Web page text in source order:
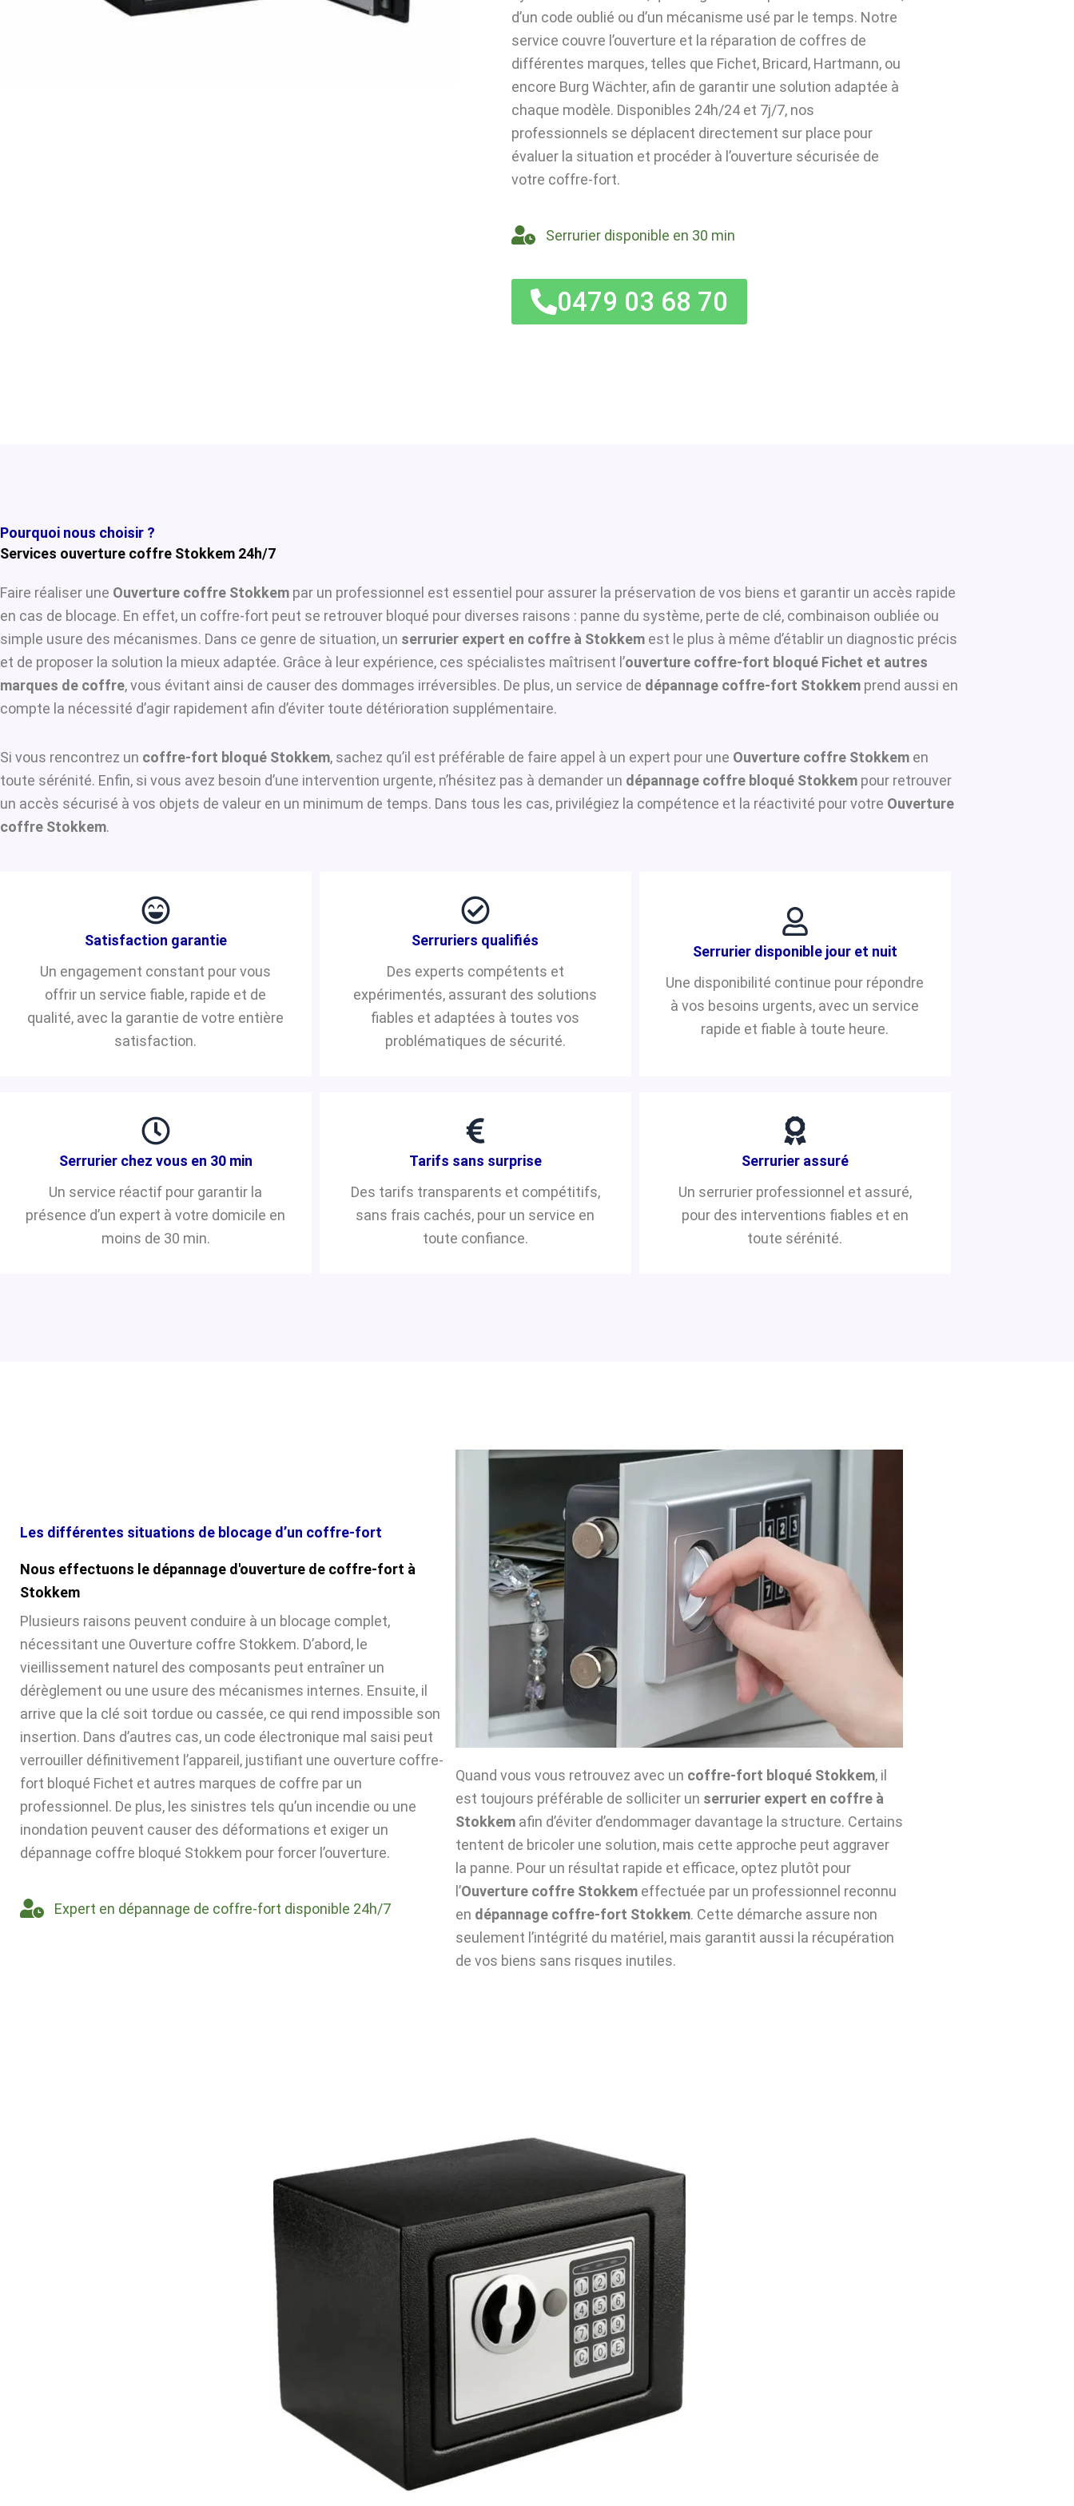
d’un code oublié ou d’un mécanisme usé par le temps. Notre
service couvre l’ouverture et la réparation de coffres de
différentes marques, telles que Fichet, Bricard, Hartmann, ou
encore Burg Wächter, afin de garantir une solution adaptée à
chaque modèle. Disponibles 24h/24 et 7j/7, nos
professionnels se déplacent directement sur place pour
évaluer la situation et procéder à l’ouverture sécurisée de
votre coffre-fort.
Serrurier disponible en 30 min
0479 03 68 70
Pourquoi nous choisir ?
Services ouverture coffre Stokkem 24h/7
Faire réaliser une Ouverture coffre Stokkem par un professionnel est essentiel pour assurer la préservation de vos biens et garantir un accès rapide
en cas de blocage. En effet, un coffre-fort peut se retrouver bloqué pour diverses raisons : panne du système, perte de clé, combinaison oubliée ou
simple usure des mécanismes. Dans ce genre de situation, un serrurier expert en coffre à Stokkem est le plus à même d’établir un diagnostic précis
et de proposer la solution la mieux adaptée. Grâce à leur expérience, ces spécialistes maîtrisent l’ouverture coffre-fort bloqué Fichet et autres
marques de coffre, vous évitant ainsi de causer des dommages irréversibles. De plus, un service de dépannage coffre-fort Stokkem prend aussi en
compte la nécessité d’agir rapidement afin d’éviter toute détérioration supplémentaire.
Si vous rencontrez un coffre-fort bloqué Stokkem, sachez qu’il est préférable de faire appel à un expert pour une Ouverture coffre Stokkem en
toute sérénité. Enfin, si vous avez besoin d’une intervention urgente, n’hésitez pas à demander un dépannage coffre bloqué Stokkem pour retrouver
un accès sécurisé à vos objets de valeur en un minimum de temps. Dans tous les cas, privilégiez la compétence et la réactivité pour votre Ouverture
coffre Stokkem.
Satisfaction garantie
Un engagement constant pour vous
offrir un service fiable, rapide et de
qualité, avec la garantie de votre entière
satisfaction.
Serruriers qualifiés
Des experts compétents et
expérimentés, assurant des solutions
fiables et adaptées à toutes vos
problématiques de sécurité.
Serrurier disponible jour et nuit
Une disponibilité continue pour répondre
à vos besoins urgents, avec un service
rapide et fiable à toute heure.
Serrurier chez vous en 30 min
Un service réactif pour garantir la
présence d’un expert à votre domicile en
moins de 30 min.
Tarifs sans surprise
Des tarifs transparents et compétitifs,
sans frais cachés, pour un service en
toute confiance.
Serrurier assuré
Un serrurier professionnel et assuré,
pour des interventions fiables et en
toute sérénité.
Les différentes situations de blocage d’un coffre-fort
Nous effectuons le dépannage d'ouverture de coffre-fort à
Stokkem
Plusieurs raisons peuvent conduire à un blocage complet,
nécessitant une Ouverture coffre Stokkem. D’abord, le
vieillissement naturel des composants peut entraîner un
dérèglement ou une usure des mécanismes internes. Ensuite, il
arrive que la clé soit tordue ou cassée, ce qui rend impossible son
insertion. Dans d’autres cas, un code électronique mal saisi peut
verrouiller définitivement l’appareil, justifiant une ouverture coffre-
fort bloqué Fichet et autres marques de coffre par un
professionnel. De plus, les sinistres tels qu’un incendie ou une
inondation peuvent causer des déformations et exiger un
dépannage coffre bloqué Stokkem pour forcer l’ouverture.
Expert en dépannage de coffre-fort disponible 24h/7
Quand vous vous retrouvez avec un coffre-fort bloqué Stokkem, il
est toujours préférable de solliciter un serrurier expert en coffre à
Stokkem afin d’éviter d’endommager davantage la structure. Certains
tentent de bricoler une solution, mais cette approche peut aggraver
la panne. Pour un résultat rapide et efficace, optez plutôt pour
l’Ouverture coffre Stokkem effectuée par un professionnel reconnu
en dépannage coffre-fort Stokkem. Cette démarche assure non
seulement l’intégrité du matériel, mais garantit aussi la récupération
de vos biens sans risques inutiles.